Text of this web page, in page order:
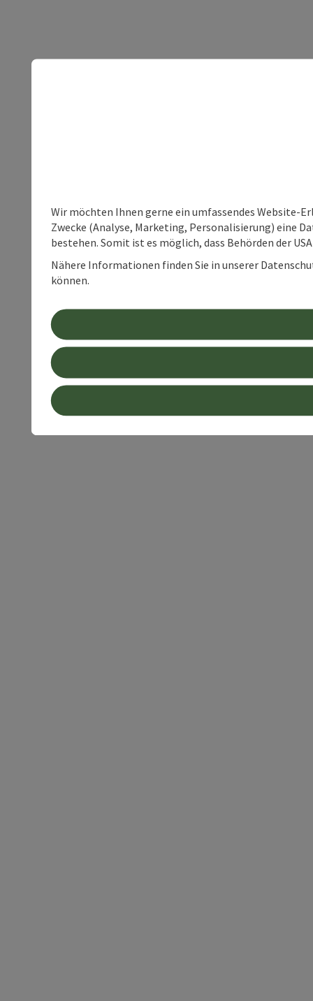
Wir möchten Ihnen gerne ein umfassendes Website-
Zwecke (Analyse, Marketing, Personalisierung) eine
bestehen. Somit ist es möglich, dass Behörden der
Nähere Informationen finden Sie in unserer
können.